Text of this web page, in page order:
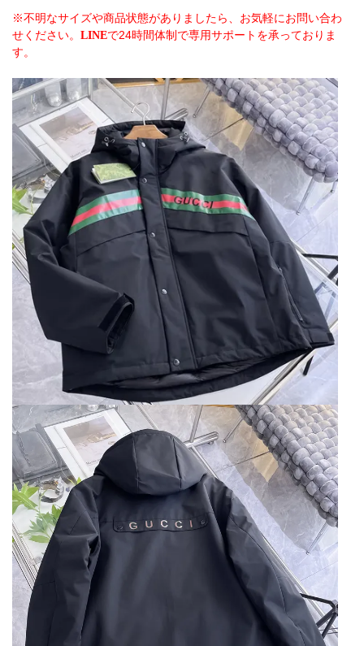
※不明なサイズや商品状態がありましたら、お気軽にお問い合わ
せください。 LINEで24時間体制で専用サポートを承っておりま
す。